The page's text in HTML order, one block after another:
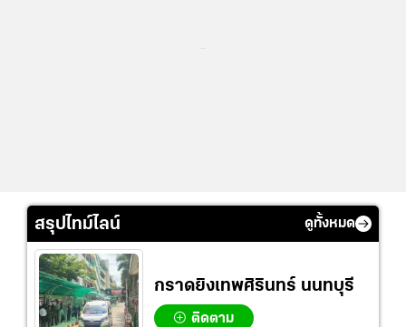
สรุปไทม์ไลน์ ดูทั้งหมด
กราดยิงเทพศิรินทร์ นนทบุรี
ติดตาม